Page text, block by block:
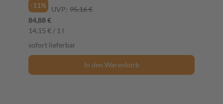
-11%
UVP: 95,16 €
84,88 €
14,15 € / 1 l
sofort lieferbar
In den Warenkorb